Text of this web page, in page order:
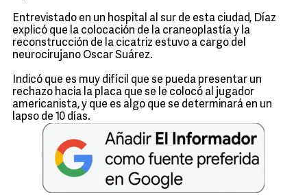
Entrevistado en un hospital al sur de esta ciudad, Díaz
explicó que la colocación de la craneoplastía y la
reconstrucción de la cicatriz estuvo a cargo del
neurocirujano Oscar Suárez.
Indicó que es muy difícil que se pueda presentar un
rechazo hacia la placa que se le colocó al jugador
americanista, y que es algo que se determinará en un
lapso de 10 días.